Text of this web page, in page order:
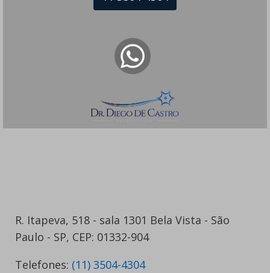
R. Itapeva, 518 - sala 1301 Bela Vista - São
Paulo - SP, CEP: 01332-904
Telefones: (11) 3504-4304